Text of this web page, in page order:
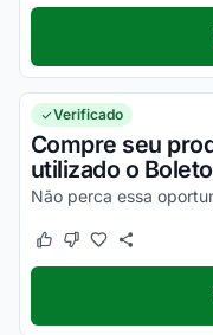
Verificado
Compre seu
utilizado o
Este cupom funcionou
Este cupom não